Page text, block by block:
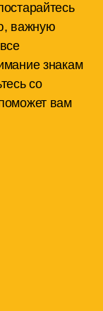
важную
знакам
со
вам